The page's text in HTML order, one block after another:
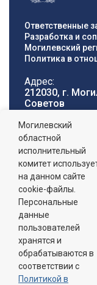
Ответственные
Разработка и
Могилевский
Политика в
Адрес:
212030, г.
Cоветов
Телефон горячей
линии:
8 (0222) 71-32-
График работы:
пн-пт: 8.00 -
обеденный
Сайт
Могилевский
областной
исполнительный
комитет
на данном сайте
cookie-файлы.
Персональные
данные
пользователей
хранятся и
обрабатываются в
соответствии с
Политикой в